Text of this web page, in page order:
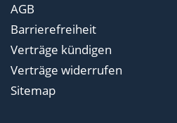
AGB
Barrierefreiheit
Verträge kündigen
Verträge widerrufen
Sitemap